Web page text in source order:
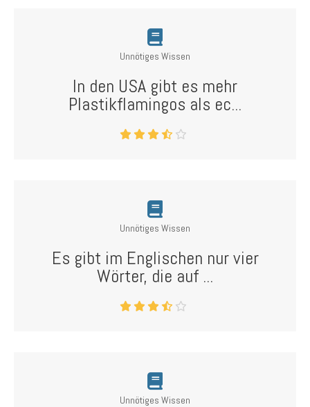
Unnötiges Wissen
In den USA gibt es mehr
Plastikflamingos als ec...
Unnötiges Wissen
Es gibt im Englischen nur vier
Wörter, die auf ...
Unnötiges Wissen